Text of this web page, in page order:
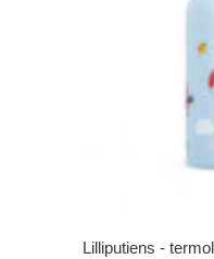
Lilliputiens -